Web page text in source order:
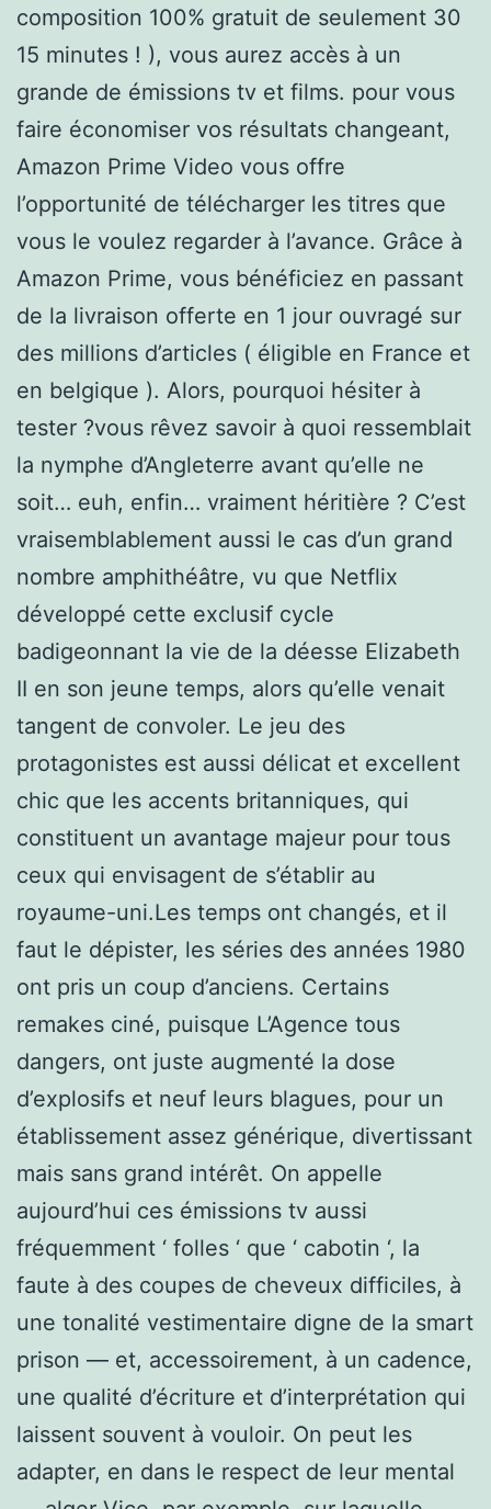
composition 100% gratuit de seulement 30
15 minutes ! ), vous aurez accès à un
grande de émissions tv et films. pour vous
faire économiser vos résultats changeant,
Amazon Prime Video vous offre
l’opportunité de télécharger les titres que
vous le voulez regarder à l’avance. Grâce à
Amazon Prime, vous bénéficiez en passant
de la livraison offerte en 1 jour ouvragé sur
des millions d’articles ( éligible en France et
en belgique ). Alors, pourquoi hésiter à
tester ?vous rêvez savoir à quoi ressemblait
la nymphe d’Angleterre avant qu’elle ne
soit… euh, enfin… vraiment héritière ? C’est
vraisemblablement aussi le cas d’un grand
nombre amphithéâtre, vu que Netflix
développé cette exclusif cycle
badigeonnant la vie de la déesse Elizabeth
II en son jeune temps, alors qu’elle venait
tangent de convoler. Le jeu des
protagonistes est aussi délicat et excellent
chic que les accents britanniques, qui
constituent un avantage majeur pour tous
ceux qui envisagent de s’établir au
royaume-uni.Les temps ont changés, et il
faut le dépister, les séries des années 1980
ont pris un coup d’anciens. Certains
remakes ciné, puisque L’Agence tous
dangers, ont juste augmenté la dose
d’explosifs et neuf leurs blagues, pour un
établissement assez générique, divertissant
mais sans grand intérêt. On appelle
aujourd’hui ces émissions tv aussi
fréquemment ‘ folles ‘ que ‘ cabotin ‘, la
faute à des coupes de cheveux difficiles, à
une tonalité vestimentaire digne de la smart
prison — et, accessoirement, à un cadence,
une qualité d’écriture et d’interprétation qui
laissent souvent à vouloir. On peut les
adapter, en dans le respect de leur mental